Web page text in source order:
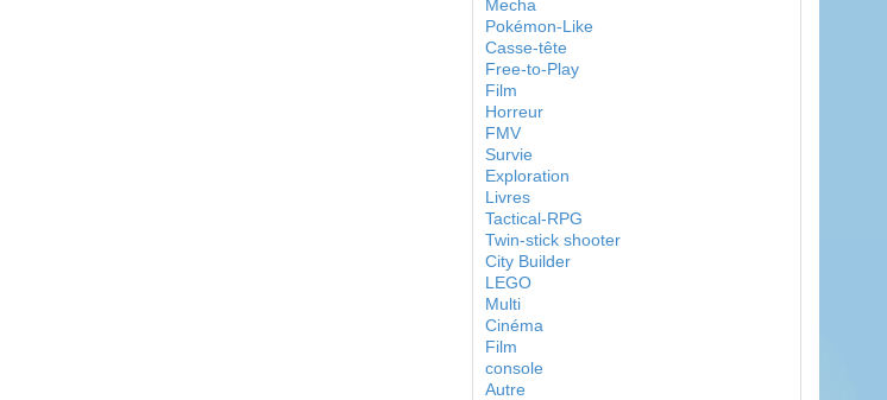
Mecha
Pokémon-Like
Casse-tête
Free-to-Play
Film
Horreur
FMV
Survie
Exploration
Livres
Tactical-RPG
Twin-stick shooter
City Builder
LEGO
Multi
Cinéma
Film
console
Autre